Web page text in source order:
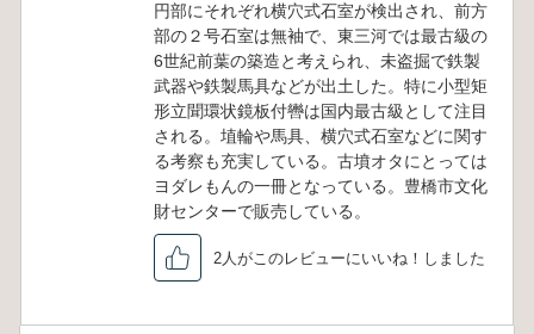
円部にそれぞれ横穴式石室が検出され、前方
部の２号石室は無袖で、東三河では最古級の
6世紀前葉の築造と考えられ、未盗掘で鉄製
武器や鉄製馬具などが出土した。特に小型矩
形立聞環状鏡板付轡は国内最古級として注目
される。埴輪や馬具、横穴式石室などに関す
る考察も充実している。古墳オタにとっては
ヨダレもんの一冊となっている。豊橋市文化
財センターで販売している。
2人がこのレビューにいいね！しました